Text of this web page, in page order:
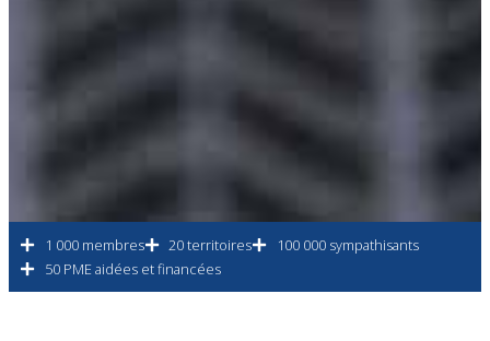
1 000 membres 20 territoires
100 000 sympathisants
50 PME aidées et financées